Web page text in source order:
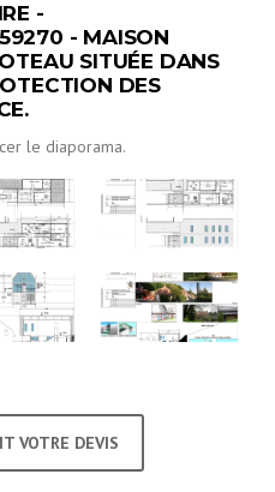
-
- MAISON
SITUÉE DANS
DES
le diaporama.
VOTRE DEVIS